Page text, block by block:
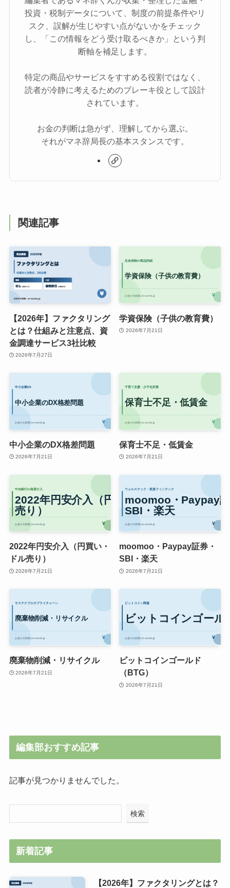
投資・税制データについて、制度の前提条件やリ
スク、誤解が生じやすい点がないかをチェック
し、「この情報をどう受け取るべきか」という判
断軸を補足します。
特定の商品やサービスをすすめる役割ではなく、
読者が冷静に考えるためのブレーキ役として設計
されています。
お金の判断は急がず、理解してから選ぶ。
それがマネ辞局長の基本スタンスです。
関連記事
【2026年】ファクタリング
とは？仕組みと注意点、資
金調達サービス3社比較
2026年7月27日
学資保険（子供の教育費）
2026年7月21日
中小企業のDX格差問題
2026年7月21日
保育士不足・低賃金
2026年7月21日
2022年円安介入（円買い・
ドル売り）
2026年7月21日
moomoo・Paypay証券・
SBI・楽天
2026年7月21日
廃棄物削減・リサイクル
2026年7月21日
ビットコインゴールド
（BTG）
2026年7月21日
編集部おすすめ記事
記事が見つかりませんでした。
検索
新着記事
【2026年】ファクタリングとは？